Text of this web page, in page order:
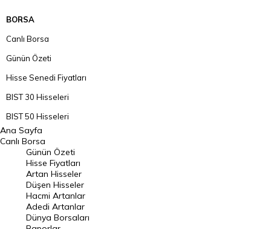
BORSA
Canlı Borsa
Günün Özeti
Hisse Senedi Fiyatları
BIST 30 Hisseleri
BIST 50 Hisseleri
BIST 100 Hisseleri
En Çok Artan Hisseler
En Çok Düşen Hisseler
Hacmi Artanlar
Geçmiş Kapanışlar
Ana Sayfa
Canlı Borsa
Günün Özeti
Hisse Fiyatları
Artan Hisseler
Düşen Hisseler
Hacmi Artanlar
Adedi Artanlar
Dünya Borsaları